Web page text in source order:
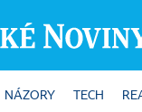
NÁZORY TECH